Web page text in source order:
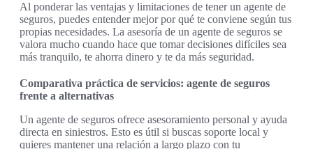
Al ponderar las ventajas y limitaciones de tener un agente de
seguros, puedes entender mejor por qué te conviene según tus
propias necesidades. La asesoría de un agente de seguros se
valora mucho cuando hace que tomar decisiones difíciles sea
más tranquilo, te ahorra dinero y te da más seguridad.
Comparativa práctica de servicios: agente de seguros
frente a alternativas
Un agente de seguros ofrece asesoramiento personal y ayuda
directa en siniestros. Esto es útil si buscas soporte local y
quieres mantener una relación a largo plazo con tu